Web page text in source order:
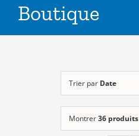
Les recherches
Les événements
Boutique
Trier par Date
Montrer36 produits